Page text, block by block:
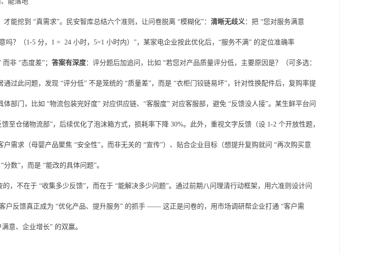
能挖到 “真需求”。民安智库总结六个准则，让问卷脱离 “模糊化”： 清晰无歧义：把 “您对服务满意
吗？（1-5 分，1 = 24 小时，5=1 小时内）”，某家电企业按此优化后，“服务不满” 的定位准确率
非 “态度差”； 答案有深度：评分题后加追问，比如 “若您对产品质量评分低，主要原因是？（可多选：
过此问题，发现 “评分低” 不是笼统的 “质量差”，而是 “衣柜门铰链易坏”，针对性换配件后，复购率提
体部门，比如 “物流包装完好度” 对应供应链、“客服度” 对应客服部，避免 “反馈没人接”。某生鲜平台问
至仓储物流部”，后续优化了泡沫箱方式，损耗率下降 30%。此外，重视文字反馈（设 1-2 个开放性题，
需求（母婴产品聚焦 “安全性”，而非无关的 “宣传”）、贴合企业目标（想提升复购就问 “再次购买意
数”，而是 “能改的具体问题”。
，不在于 “收集多少反馈”，而在于 “能解决多少问题”。通过前期八问理清行动框架，用六准则设计问
户反馈真正成为 “优化产品、提升服务” 的抓手 —— 这正是问卷的，用市场调研帮企业打通 “客户需
意、企业增长” 的双赢。